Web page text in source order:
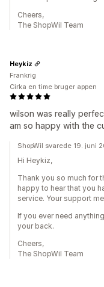
Cheers,
The ShopWil Team
wilson was really
am so happy with the
Heykiz
Frankrig
Cirka en time bruger appen
ShopWil svarede 19. juni
Hi Heykiz,
Thank you so much for
happy to hear that you
service. Your support
If you ever need
your back.
Cheers,
The ShopWil Team